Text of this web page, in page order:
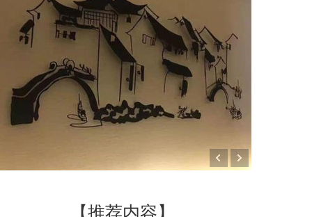
【推荐内容】